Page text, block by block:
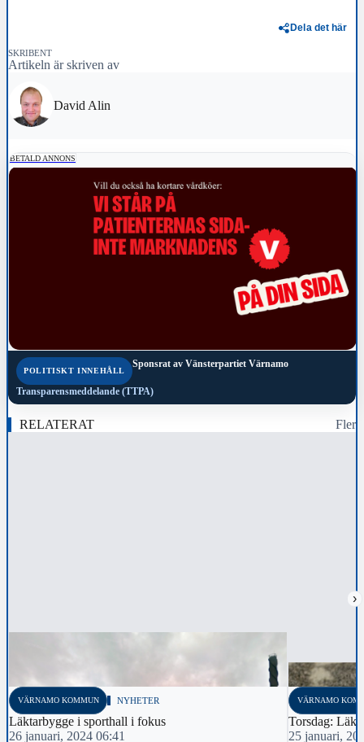
Dela det här
SKRIBENT
Artikeln är skriven av
David Alin
BETALD ANNONS
POLITISKT INNEHÅLL
Sponsrat av Vänsterpartiet Värnamo
Transparensmeddelande (TTPA)
RELATERAT Fler
›
VÄRNAMO KOMMUN NYHETER
Läktarbygge i sporthall i fokus
26 januari, 2024 06:41
VÄRNAMO
Torsdag:
25 januari,